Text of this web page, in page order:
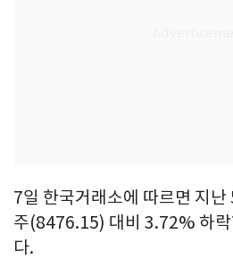
7일 한국거래소에 따르면 지난
주(8476.15) 대비 3.72% 하
다.